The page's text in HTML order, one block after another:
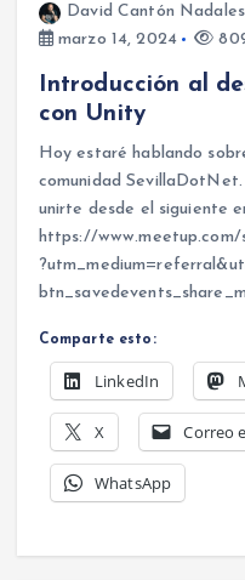
David Cantón Nadales
marzo 14, 2024
Introducción al
con Unity
Hoy estaré hablando
comunidad
unirte desde el siguiente
https://
Comparte esto:
LinkedIn
X Correo
WhatsApp